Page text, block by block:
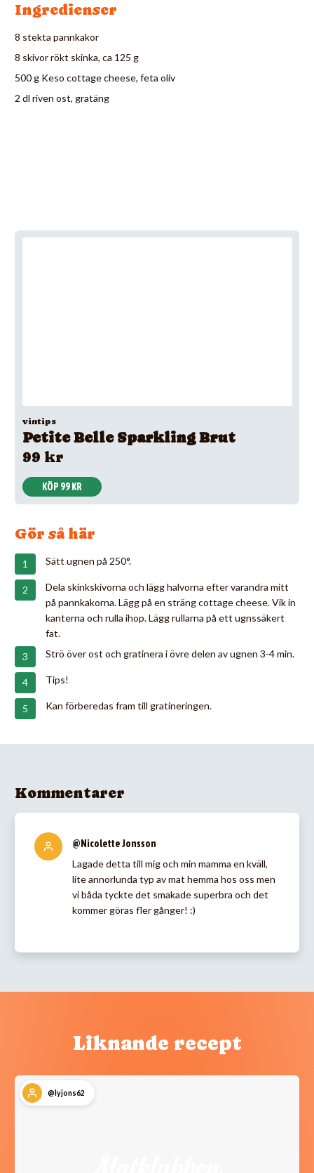
Ingredienser
8 stekta pannkakor
8 skivor rökt skinka, ca 125 g
500 g Keso cottage cheese, feta oliv
2 dl riven ost, gratäng
vintips
Petite Belle Sparkling Brut
99 kr
KÖP 99 KR
Gör så här
Sätt ugnen på 250°.
Dela skinkskivorna och lägg halvorna efter varandra mitt
på pannkakorna. Lägg på en sträng cottage cheese. Vik in
kanterna och rulla ihop. Lägg rullarna på ett ugnssäkert
fat.
Strö över ost och gratinera i övre delen av ugnen 3-4 min.
Tips!
Kan förberedas fram till gratineringen.
Kommentarer
@Nicolette Jonsson
Lagade detta till mig och min mamma en kväll,
lite annorlunda typ av mat hemma hos oss men
vi båda tyckte det smakade superbra och det
kommer göras fler gånger! :)
Liknande recept
@lyjons62